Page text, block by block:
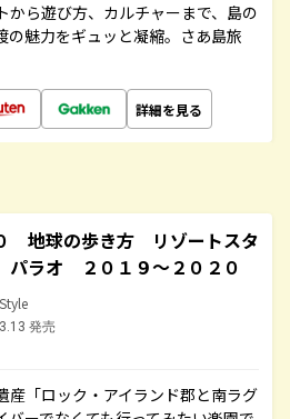
ら遊び方、カルチャーまで、島の
の魅力をギュッと凝縮。さあ島旅
詳細を見る
地球の歩き方 リゾートスタ
ラオ ２０１９～２０２０
発売
産「ロック・アイランド郡と南ラグ